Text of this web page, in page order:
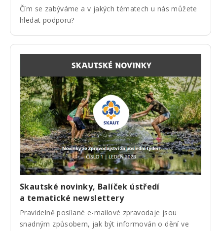
Čím se zabýváme a v jakých tématech u nás můžete
hledat podporu?
Skautské novinky, Balíček ústředí
a tematické newslettery
Pravidelně posílané e-mailové zpravodaje jsou
snadným způsobem, jak být informován o dění ve